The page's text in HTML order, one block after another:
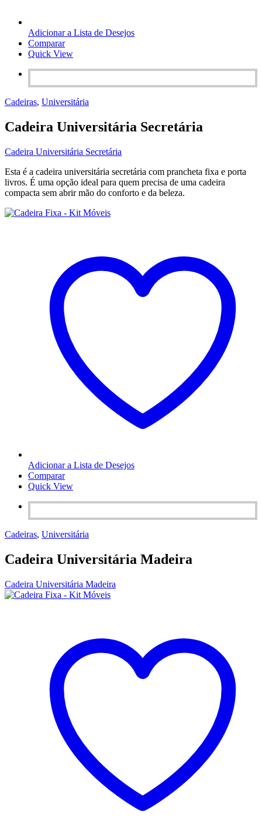
Adicionar a Lista de Desejos
Comparar
Quick View
Cadeiras, Universitária
Cadeira Universitária Secretária
Cadeira Universitária Secretária
Esta é a cadeira universitária secretária com prancheta fixa e porta
livros. É uma opção ideal para quem precisa de uma cadeira
compacta sem abrir mão do conforto e da beleza.
Adicionar a Lista de Desejos
Comparar
Quick View
Cadeiras, Universitária
Cadeira Universitária Madeira
Cadeira Universitária Madeira